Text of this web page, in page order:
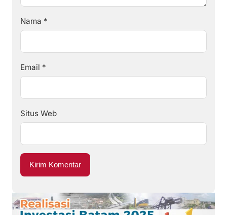
Nama *
Email *
Situs Web